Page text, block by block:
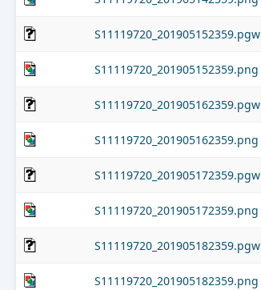
S11119720_201905152359.pgw
S11119720_201905152359.png
S11119720_201905162359.pgw
S11119720_201905162359.png
S11119720_201905172359.pgw
S11119720_201905172359.png
S11119720_201905182359.pgw
S11119720_201905182359.png